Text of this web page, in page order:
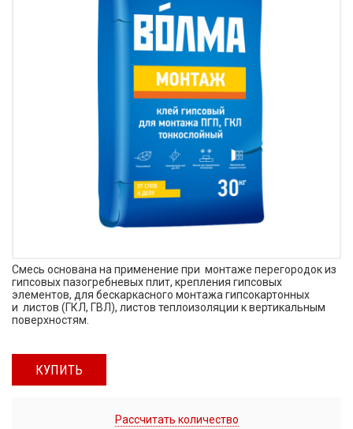
Смесь основана на применение при монтаже перегородок из
гипсовых пазогребневых плит, крепления гипсовых
элементов, для бескаркасного монтажа гипсокартонных
и листов (ГКЛ, ГВЛ), листов теплоизоляции к вертикальным
поверхностям.
КУПИТЬ
Рассчитать количество